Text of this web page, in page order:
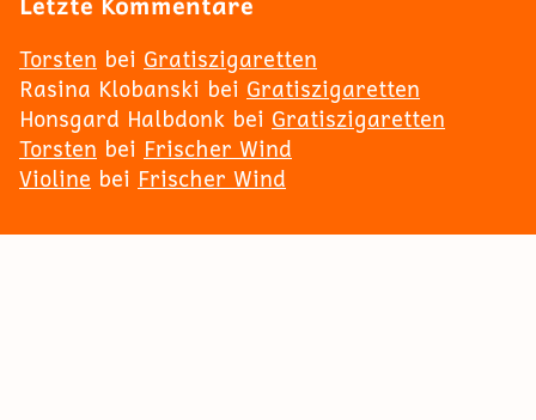
Torsten bei Gratiszigaretten
Rasina Klobanski bei Gratiszigaretten
Honsgard Halbdonk bei Gratiszigaretten
Torsten bei Frischer Wind
Violine bei Frischer Wind